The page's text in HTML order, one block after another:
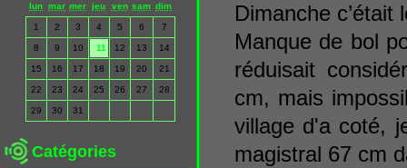
Dimanche c’était
Manque de bol
réduisait
cm, mais
village d'a coté,
magistral 67 cm
lun mar mer jeu ven sam dim
1 2 3 4 5 6 7
8 9 10 11 12 13 14
15 16 17 18 19 20 21
22 23 24 25 26 27 28
29 30 31
Catégories